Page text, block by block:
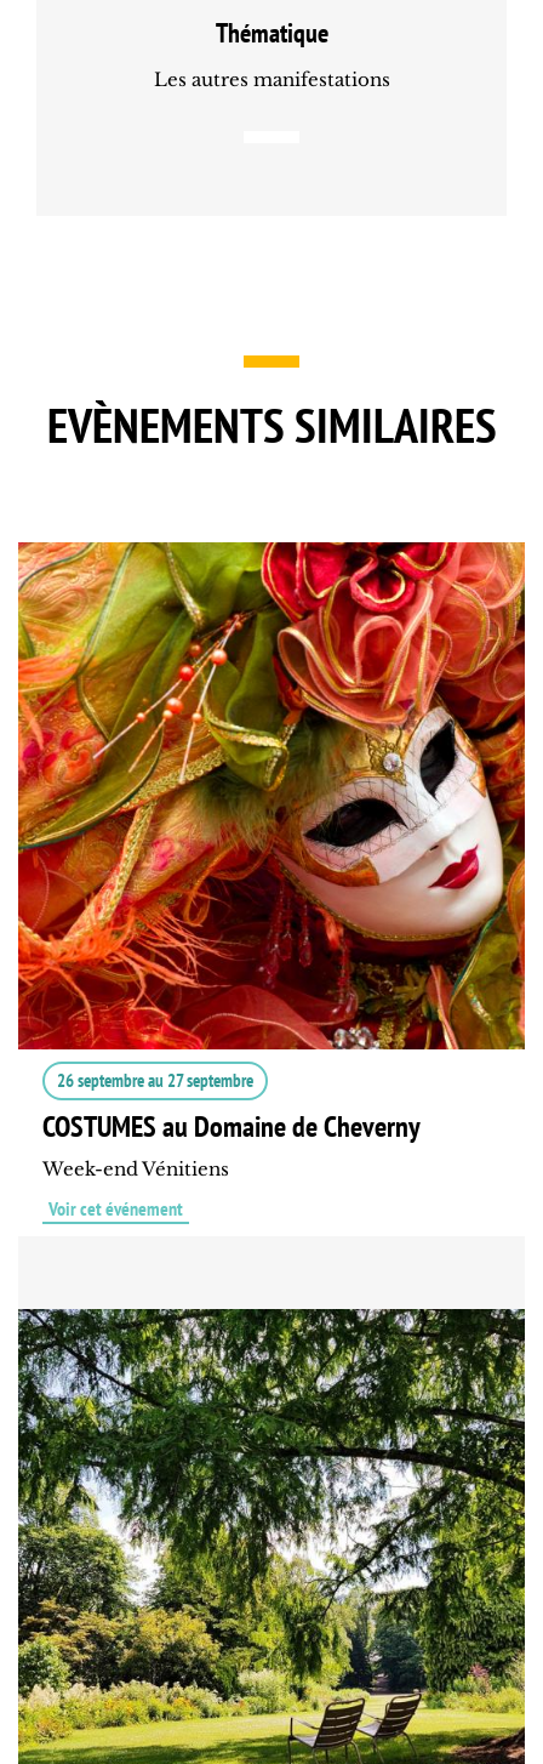
Thématique
Les autres manifestations
EVÈNEMENTS SIMILAIRES
26 septembreau 27 septembre
COSTUMES au Domaine de Cheverny
Week-end Vénitiens
Voir cet événement